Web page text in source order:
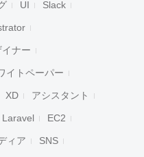
UI Slack
ナー
イトペーパー
XD アシスタント
Laravel EC2
ィア SNS